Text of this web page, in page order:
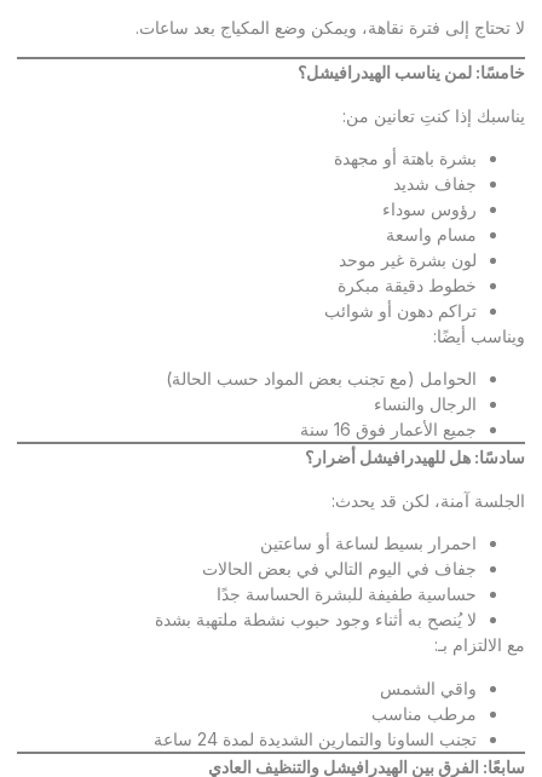
لا تحتاج إلى فترة نقاهة، ويمكن وضع المكياج بعد ساعات.
خامسًا: لمن يناسب الهيدرافيشل؟
يناسبك إذا كنتِ تعانين من:
بشرة باهتة أو مجهدة
جفاف شديد
رؤوس سوداء
مسام واسعة
لون بشرة غير موحد
خطوط دقيقة مبكرة
تراكم دهون أو شوائب
ويناسب أيضًا:
الحوامل (مع تجنب بعض المواد حسب الحالة)
الرجال والنساء
جميع الأعمار فوق 16 سنة
سادسًا: هل للهيدرافيشل أضرار؟
الجلسة آمنة، لكن قد يحدث:
احمرار بسيط لساعة أو ساعتين
جفاف في اليوم التالي في بعض الحالات
حساسية طفيفة للبشرة الحساسة جدًا
لا يُنصح به أثناء وجود حبوب نشطة ملتهبة بشدة
مع الالتزام بـ:
واقي الشمس
مرطب مناسب
تجنب الساونا والتمارين الشديدة لمدة 24 ساعة
سابعًا: الفرق بين الهيدرافيشل والتنظيف العادي